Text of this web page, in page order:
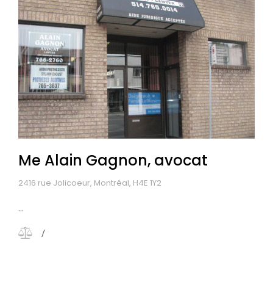
Me Alain Gagnon, avocat
2416 rue Jolicoeur, Montréal, H4E 1Y2
...